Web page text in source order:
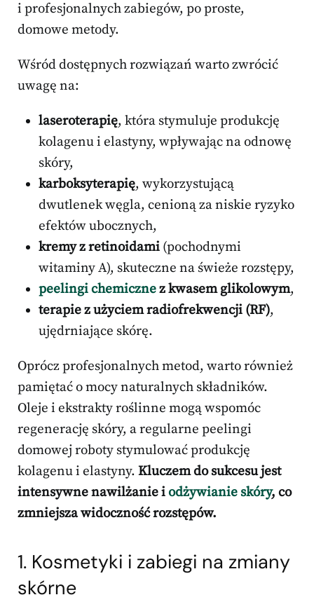
i profesjonalnych zabiegów, po proste,
domowe metody.
Wśród dostępnych rozwiązań warto zwrócić
uwagę na:
laseroterapię, która stymuluje produkcję
kolagenu i elastyny, wpływając na odnowę
skóry,
karboksyterapię, wykorzystującą
dwutlenek węgla, cenioną za niskie ryzyko
efektów ubocznych,
kremy z retinoidami (pochodnymi
witaminy A), skuteczne na świeże rozstępy,
peelingi chemicznez kwasem glikolowym,
terapie z użyciem radiofrekwencji (RF),
ujędrniające skórę.
Oprócz profesjonalnych metod, warto również
pamiętać o mocy naturalnych składników.
Oleje i ekstrakty roślinne mogą wspomóc
regenerację skóry, a regularne peelingi
domowej roboty stymulować produkcję
kolagenu i elastyny. Kluczem do sukcesu jest
intensywne nawilżanie iodżywianie skóry, co
zmniejsza widoczność rozstępów.
1. Kosmetyki i zabiegi na zmiany
skórne